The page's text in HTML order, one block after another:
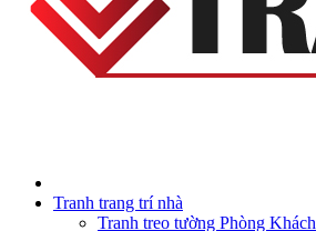
Tranh trang trí nhà
Tranh treo tường Phòng Khách